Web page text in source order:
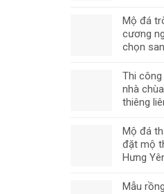
Mộ đá
cương
chọn
Thi
nhà
thiêng
Mộ đá
đặt mộ
Hưng
Mẫu